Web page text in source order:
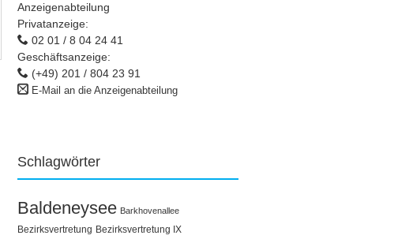
Anzeigenabteilung
Privatanzeige:
02 01 / 8 04 24 41
Geschäftsanzeige:
(+49) 201 / 804 23 91
E-Mail an die Anzeigenabteilung
Schlagwörter
Baldeneysee Barkhovenallee
Bezirksvertretung Bezirksvertretung IX